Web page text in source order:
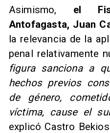
Asimismo, el
Antofagasta, Juan
la relevancia de la
penal relativamente
figura sanciona a
hechos previos
de género,
víctima, cause el
explicó Castro